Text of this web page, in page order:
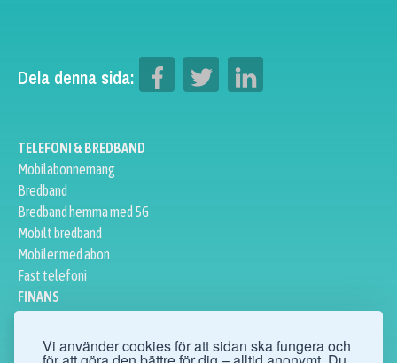
Vi använder cookies för att sidan ska fungera och
Dela denna sida:
TELEFONI & BREDBAND
Mobilabonnemang
Bredband
Bredband hemma med 5G
Mobilt bredband
Mobiler med abon
Fast telefoni
FINANS
Företagslån